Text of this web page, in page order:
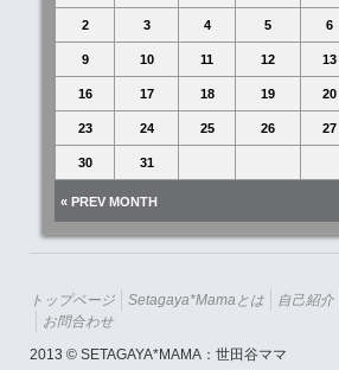
2 3 4 5 6
9 10 11 12 13
16 17 18 19 20
23 24 25 26 27
30 31
« PREV MONTH
トップページ Setagaya*mamaとは 自己紹介
お問合わせ
2013 © SETAGAYA*MAMA：世田谷ママ